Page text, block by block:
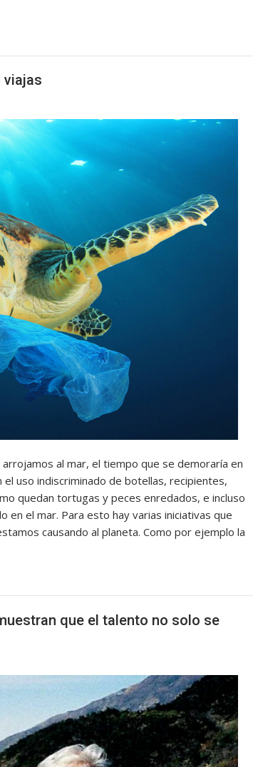
viajas
al mar, el tiempo que se demoraría en
uso indiscriminado de botellas, recipientes,
quedan tortugas y peces enredados, e incluso
el mar. Para esto hay varias iniciativas que
causando al planeta. Como por ejemplo la
que el talento no solo se